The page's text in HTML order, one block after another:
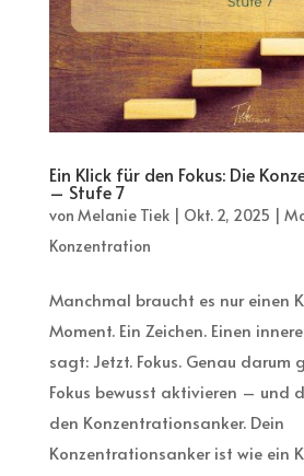
Ein Klick für den Fokus: Die
– Stufe 7
von Melanie Tiek| Okt. 2, 2025
Konzentration
Manchmal braucht es nur einen
Moment. Ein Zeichen. Einen
sagt: Jetzt. Fokus. Genau darum
Fokus bewusst aktivieren – und
den Konzentrationsanker. Dein
Konzentrationsanker ist wie ein